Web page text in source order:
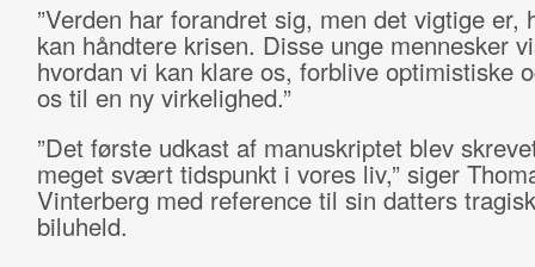
”Verden har forandret sig, men det vigtige er,
kan håndtere krisen. Disse unge mennesker
hvordan vi kan klare os, forblive optimistiske
os til en ny virkelighed.”
”Det første udkast af manuskriptet blev
meget svært tidspunkt i vores liv,” siger
Vinterberg med reference til sin datters
biluheld.